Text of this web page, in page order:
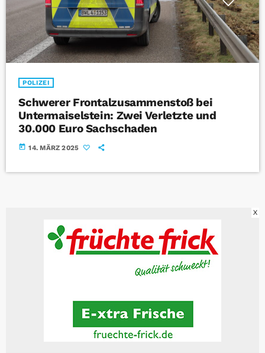
POLIZEI
Schwerer Frontalzusammenstoß bei
Untermaiselstein: Zwei Verletzte und
30.000 Euro Sachschaden
today 14. MÄRZ 2025
X